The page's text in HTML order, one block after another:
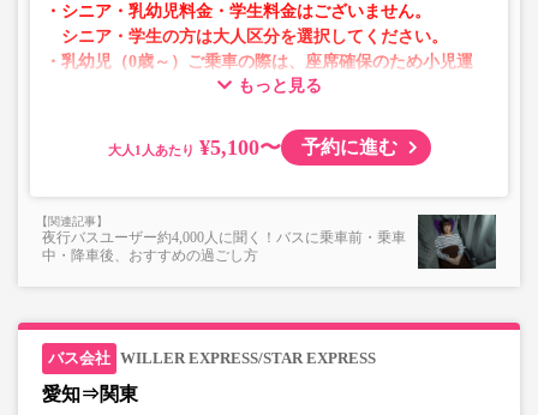
・シニア・乳幼児料金・学生料金はございません。
シニア・学生の方は大人区分を選択してください。
・乳幼児（0歳～）ご乗車の際は、座席確保のため小児運
賃での乗車券が必要です。
・AM1時～5時の間はシステムメンテナンスの為ご予約が
・在庫の状況はリアルタイムの表示ではございません。
※売り切れの場合でも残数が表示される場合がありま
す。
・一部取り扱いのない停留所がある場合がございます。
もっと見る
大人 ¥5,100〜 予約に進む
夜行バスユーザー約4,000人に聞く！バスに乗車前・乗車
中・降車後、おすすめの過ごし方
WILLER EXPRESS/STAR EXPRESS
愛知⇒関東